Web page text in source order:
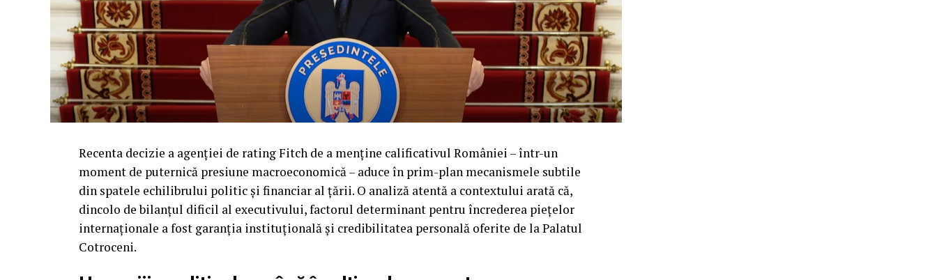
Recenta decizie a agenției de rating Fitch de a menține calificativul României – într-un
moment de puternică presiune macroeconomică – aduce în prim-plan mecanismele subtile
din spatele echilibrului politic și financiar al țării. O analiză atentă a contextului arată că,
dincolo de bilanțul dificil al executivului, factorul determinant pentru încrederea piețelor
internaționale a fost garanția instituțională și credibilitatea personală oferite de la Palatul
Cotroceni.